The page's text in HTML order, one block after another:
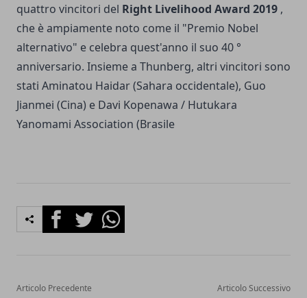
quattro vincitori del Right Livelihood Award 2019 ,
che è ampiamente noto come il "Premio Nobel
alternativo" e celebra quest'anno il suo 40 °
anniversario. Insieme a Thunberg, altri vincitori sono
stati Aminatou Haidar (Sahara occidentale), Guo
Jianmei (Cina) e Davi Kopenawa / Hutukara
Yanomami Association (Brasile
FacebookTwitterWhatsapp
Articolo Precedente Articolo Successivo